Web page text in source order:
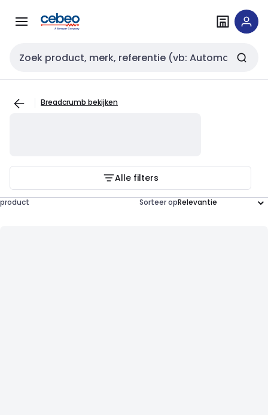
naar
naar
Zoekveld invoer
Breadcrumb bekijken
Alle filters
product Sorteer op